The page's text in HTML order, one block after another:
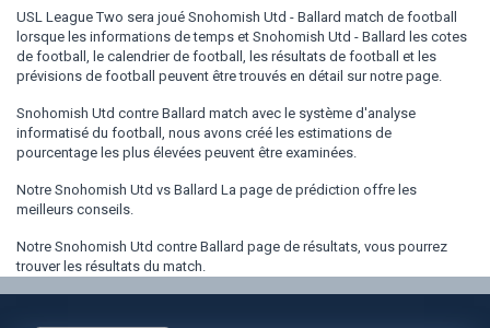
USL League Two sera joué Snohomish Utd - Ballard match de football
lorsque les informations de temps et Snohomish Utd - Ballard les cotes
de football, le calendrier de football, les résultats de football et les
prévisions de football peuvent être trouvés en détail sur notre page.
Snohomish Utd contre Ballard match avec le système d'analyse
informatisé du football, nous avons créé les estimations de
pourcentage les plus élevées peuvent être examinées.
Notre Snohomish Utd vs Ballard La page de prédiction offre les
meilleurs conseils.
Notre Snohomish Utd contre Ballard page de résultats, vous pourrez
trouver les résultats du match.